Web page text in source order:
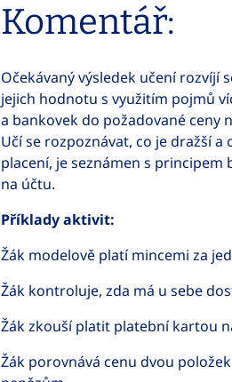
Komentář:
Očekávaný výsledek učení
jejich hodnotu s využitím pojmů
a bankovek do požadované ceny
Učí se rozpoznávat, co je dražší
placení, je seznámen s
na účtu.
Příklady aktivit:
Žák modelově platí mincemi za
Žák kontroluje, zda má u sebe
Žák zkouší platit platební kartou
Žák porovnává cenu dvou